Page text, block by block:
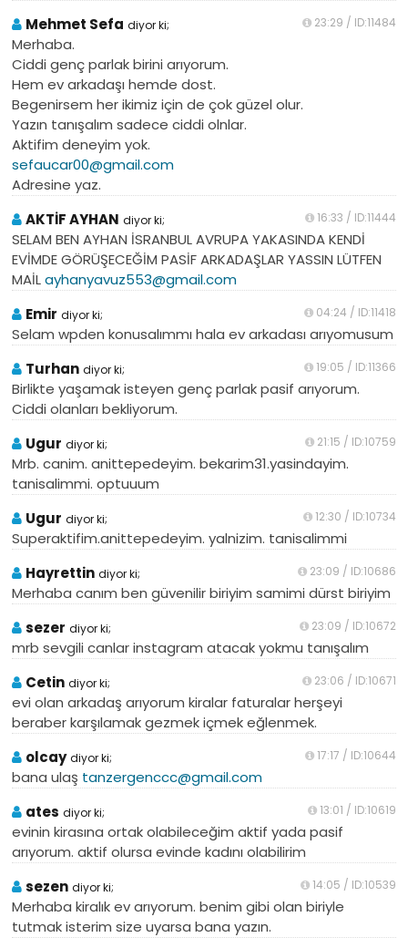
Mehmet Sefa diyor ki; 23:29 / ID:11484
Merhaba.
Ciddi genç parlak birini arıyorum.
Hem ev arkadaşı hemde dost.
Begenirsem her ikimiz için de çok güzel olur.
Yazın tanışalım sadece ciddi olnlar.
Aktifim deneyim yok.
sefaucar00@gmail.com
Adresine yaz.
AKTİF AYHAN diyor ki; 16:33 / ID:11444
SELAM BEN AYHAN İSRANBUL AVRUPA YAKASINDA KENDİ
EVİMDE GÖRÜŞECEĞİM PASİF ARKADAŞLAR YASSIN LÜTFEN
MAİLayhanyavuz553@gmail.com
Emir diyor ki; 04:24 / ID:11418
Selam wpden konusalımmı hala ev arkadası arıyomusum
Turhan diyor ki; 19:05 / ID:11366
Birlikte yaşamak isteyen genç parlak pasif arıyorum.
Ciddi olanları bekliyorum.
Ugur diyor ki; 21:15 / ID:10759
Mrb. canim. anittepedeyim. bekarim31.yasindayim.
tanisalimmi. optuuum
Ugur diyor ki; 12:30 / ID:10734
Superaktifim.anittepedeyim. yalnizim. tanisalimmi
Hayrettin diyor ki; 23:09 / ID:10686
Merhaba canım ben güvenilir biriyim samimi dürst biriyim
sezer diyor ki; 23:09 / ID:10672
mrb sevgili canlar instagram atacak yokmu tanışalım
Cetin diyor ki; 23:06 / ID:10671
evi olan arkadaş arıyorum kiralar faturalar herşeyi
beraber karşılamak gezmek içmek eğlenmek.
olcay diyor ki; 17:17 / ID:10644
bana ulaş tanzergenccc@gmail.com
ates diyor ki; 13:01 / ID:10619
evinin kirasına ortak olabileceğim aktif yada pasif
arıyorum. aktif olursa evinde kadını olabilirim
sezen diyor ki; 14:05 / ID:10539
Merhaba kiralık ev arıyorum. benim gibi olan biriyle
tutmak isterim size uyarsa bana yazın.